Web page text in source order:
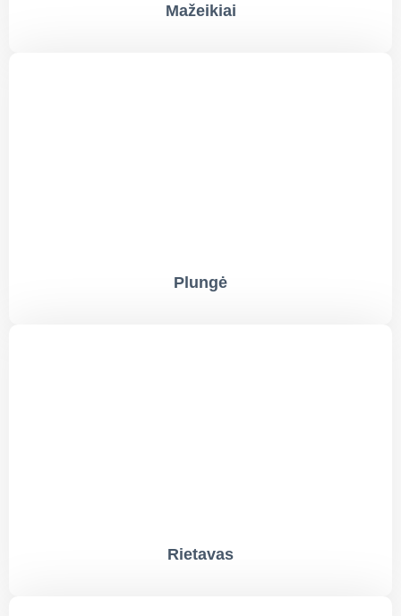
Mažeikiai
Plungė
Rietavas